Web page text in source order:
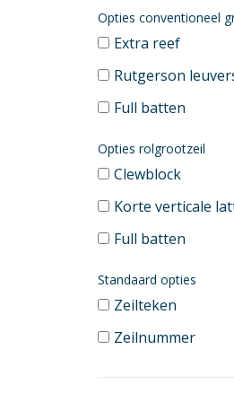
Opties conventioneel
Extra reef
Rutgerson
Full batten
Opties rolgrootzeil
Clewblock
Korte verticale
Full batten
Standaard opties
Zeilteken
Zeilnummer